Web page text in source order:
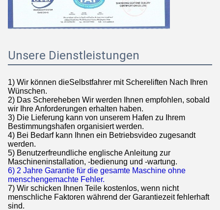
Unsere Dienstleistungen
1) Wir können dieSelbstfahrer mit Schereliften Nach Ihren
Wünschen.
2) Das Schereheben Wir werden Ihnen empfohlen, sobald
wir Ihre Anforderungen erhalten haben.
3) Die Lieferung kann von unserem Hafen zu Ihrem
Bestimmungshafen organisiert werden.
4) Bei Bedarf kann Ihnen ein Betriebsvideo zugesandt
werden.
5) Benutzerfreundliche englische Anleitung zur
Maschineninstallation, -bedienung und -wartung.
6) 2 Jahre Garantie für die gesamte Maschine ohne
menschengemachte Fehler.
7) Wir schicken Ihnen Teile kostenlos, wenn nicht
menschliche Faktoren während der Garantiezeit fehlerhaft
sind.